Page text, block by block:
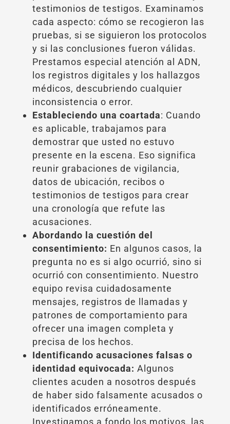
testimonios de testigos. Examinamos
cada aspecto: cómo se recogieron las
pruebas, si se siguieron los protocolos
y si las conclusiones fueron válidas.
Prestamos especial atención al ADN,
los registros digitales y los hallazgos
médicos, descubriendo cualquier
inconsistencia o error.
Estableciendo una coartada: Cuando
es aplicable, trabajamos para
demostrar que usted no estuvo
presente en la escena. Eso significa
reunir grabaciones de vigilancia,
datos de ubicación, recibos o
testimonios de testigos para crear
una cronología que refute las
acusaciones.
Abordando la cuestión del
consentimiento: En algunos casos, la
pregunta no es si algo ocurrió, sino si
ocurrió con consentimiento. Nuestro
equipo revisa cuidadosamente
mensajes, registros de llamadas y
patrones de comportamiento para
ofrecer una imagen completa y
precisa de los hechos.
Identificando acusaciones falsas o
identidad equivocada: Algunos
clientes acuden a nosotros después
de haber sido falsamente acusados o
identificados erróneamente.
Investigamos a fondo los motivos, las